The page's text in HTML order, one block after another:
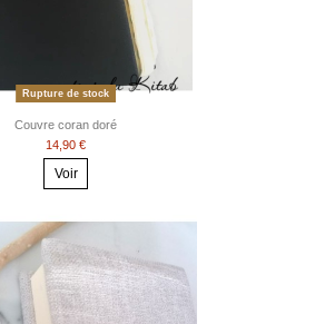
Rupture de stock
Couvre coran doré
14,90 €
Voir